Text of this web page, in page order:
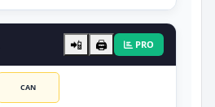
📲 🖨️ PRO
CAN